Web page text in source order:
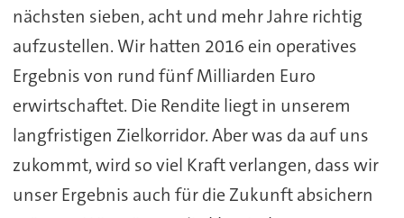
nächsten sieben, acht und mehr Jahre richtig
aufzustellen. Wir hatten 2016 ein operatives
Ergebnis von rund fünf Milliarden Euro
erwirtschaftet. Die Rendite liegt in unserem
langfristigen Zielkorridor. Aber was da auf uns
zukommt, wird so viel Kraft verlangen, dass wir
unser Ergebnis auch für die Zukunft absichern